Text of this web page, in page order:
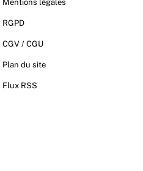
Mentions légales
RGPD
CGV / CGU
Plan du site
Flux RSS